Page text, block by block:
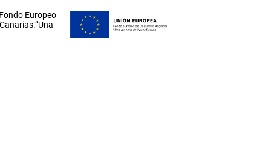
Europeo